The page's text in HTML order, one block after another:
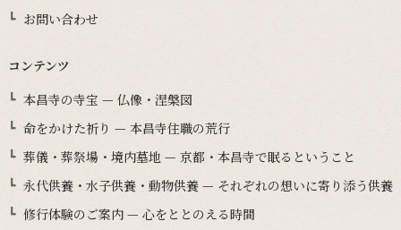
お問い合わせ
コンテンツ
本昌寺の寺宝 — 仏像・涅槃図
命をかけた祈り — 本昌寺住職の荒行
葬儀・葬祭場・境内墓地 — 京都・本昌寺で眠るということ
永代供養・水子供養・動物供養 — それぞれの想いに寄り添う供養
修行体験のご案内 — 心をととのえる時間